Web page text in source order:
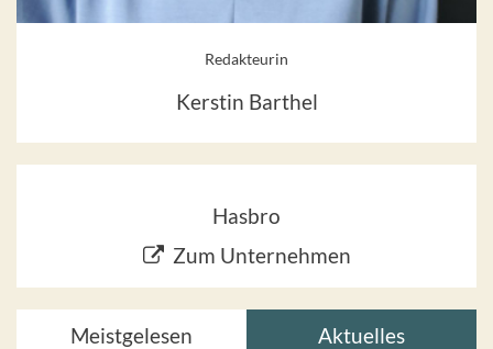
Redakteurin
Kerstin Barthel
Hasbro
Zum Unternehmen
Meistgelesen Aktuelles